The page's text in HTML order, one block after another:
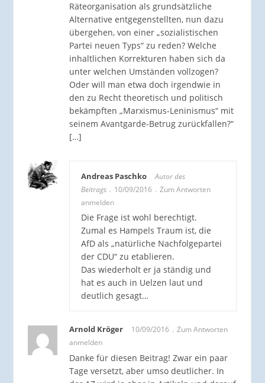
Räteorganisation als grundsätzliche
Alternative entgegenstellten, nun dazu
übergehen, von einer „sozialistischen
Partei neuen Typs“ zu reden? Welche
inhaltlichen Korrekturen haben sich da
unter welchen Umständen vollzogen?
Oder will man etwa doch irgendwie in
den zu Recht theoretisch und politisch
bekämpften „Marxismus-Leninismus“ mit
seinem Avantgarde-Betrug zurückfallen?“
[…]
Andreas Paschko
Autor des
Beitrags
10/09/2016
Zum Antworten
anmelden
Die Frage ist wohl berechtigt.
Zumal es Hampels Traum ist, die
AfD als „natürliche Nachfolgepartei
der CDU“ zu etablieren.
Das wiederholt er ja ständig und
hat es auch in Uelzen laut und
deutlich gesagt…
Arnold Kröger 10/09/2016
Zum Antworten
anmelden
Danke für diesen Beitrag! Zwar ein paar
Tage versetzt, aber umso deutlicher. In